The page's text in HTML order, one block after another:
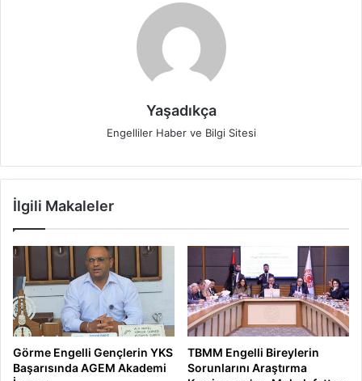
Yaşadıkça
Engelliler Haber ve Bilgi Sitesi
İlgili Makaleler
Görme Engelli Gençlerin YKS
Başarısında AGEM Akademi
TBMM Engelli Bireylerin
Sorunlarını Araştırma